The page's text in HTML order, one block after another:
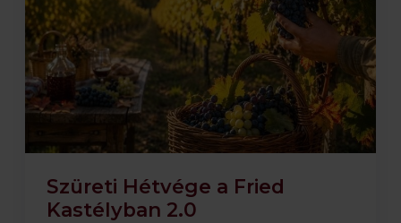
Szüreti Hétvége a Fried
Kastélyban 2.0